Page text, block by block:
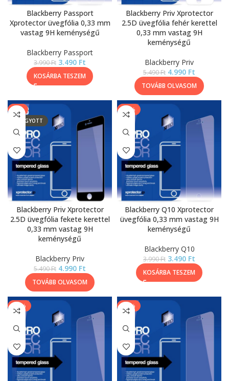
Blackberry Passport
Xprotector üvegfólia 0,33 mm
vastag 9H keménységű
Blackberry Passport
3.990Ft 3.490 Ft
KOSÁRBA TESZEM
Blackberry Priv Xprotector
2.5D üvegfólia fehér kerettel
0,33 mm vastag 9H
keménységű
Blackberry Priv
5.490Ft 4.990 Ft
TOVÁBB OLVASOM
-9%
ELFOGYOTT
Blackberry Priv Xprotector
2.5D üvegfólia fekete kerettel
0,33 mm vastag 9H
keménységű
Blackberry Priv
5.490Ft 4.990 Ft
TOVÁBB OLVASOM
-13%
Blackberry Q10 Xprotector
üvegfólia 0,33 mm vastag 9H
keménységű
Blackberry Q10
3.990Ft 3.490 Ft
KOSÁRBA TESZEM
-13% -13%